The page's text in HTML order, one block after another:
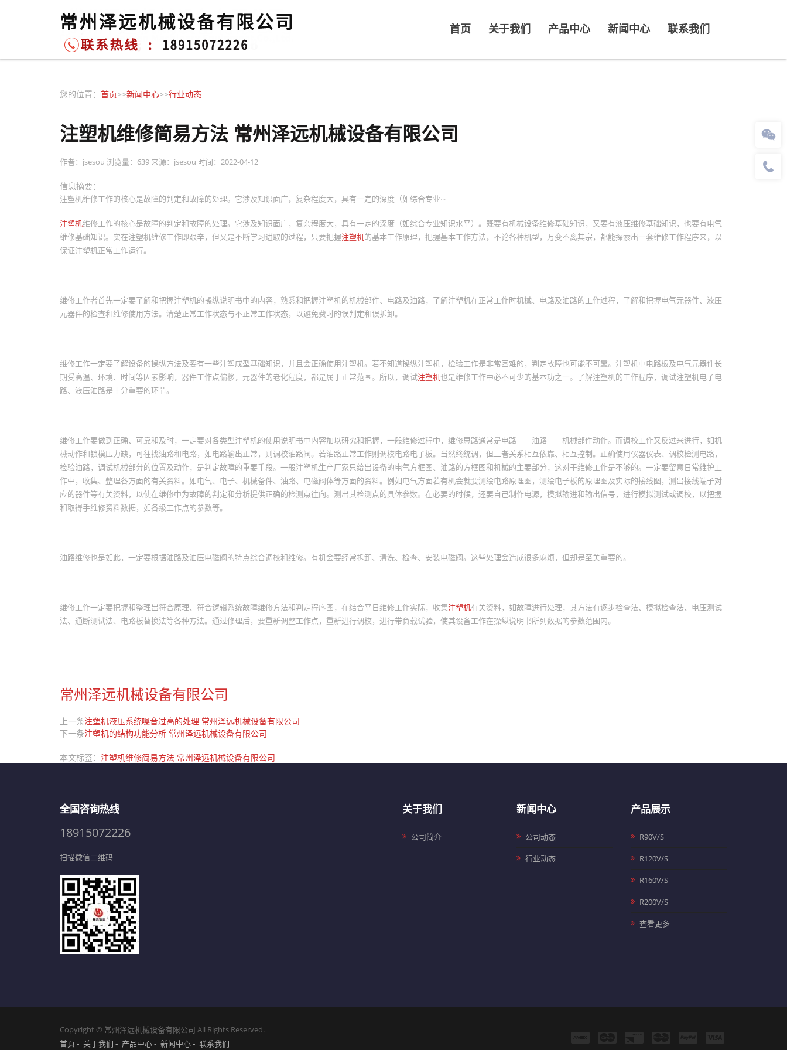
首页 关于我们 产品中心 新闻中心 联系我们
您的位置： 首页>>新闻中心>>行业动态
注塑机维修简易方法 常州泽远机械设备有限公司
作者：jsesou 浏览量：639 来源：jsesou 时间：2022-04-12
信息摘要：
注塑机维修工作的核心是故障的判定和故障的处理。它涉及知识面广，复杂程度大，具有一定的深度（如综合专业···
注塑机维修工作的核心是故障的判定和故障的处理。它涉及知识面广，复杂程度大，具有一定的深度（如综合专业知识水平）。既要有机械设备维修基础知识，又要有液压维修基础知识，也要有电气
维修基础知识。实在注塑机维修工作即艰辛，但又是不断学习进取的过程，只要把握注塑机的基本工作原理，把握基本工作方法，不论各种机型，万变不离其宗，都能探索出一套维修工作程序来，以
保证注塑机正常工作运行。
维修工作者首先一定要了解和把握注塑机的操纵说明书中的内容，熟悉和把握注塑机的机械部件、电路及油路，了解注塑机在正常工作时机械、电路及油路的工作过程，了解和把握电气元器件、液压
元器件的检查和维修使用方法。清楚正常工作状态与不正常工作状态，以避免费时的误判定和误拆卸。
维修工作一定要了解设备的操纵方法及要有一些注塑成型基础知识，并且会正确使用注塑机。若不知道操纵注塑机，检验工作是非常困难的，判定故障也可能不可靠。注塑机中电路板及电气元器件长
期受高温、环境、时间等因素影响，器件工作点偏移，元器件的老化程度，都是属于正常范围。所以，调试注塑机也是维修工作中必不可少的基本功之一。了解注塑机的工作程序，调试注塑机电子电
路、液压油路是十分重要的环节。
维修工作要做到正确、可靠和及时，一定要对各类型注塑机的使用说明书中内容加以研究和把握，一般维修过程中，维修思路通常是电路——油路——机械部件动作。而调校工作又反过来进行，如机
械动作和锁模压力缺，可往找油路和电路，如电路输出正常，则调校油路阀。若油路正常工作则调校电路电子板。当然终统调，但三者关系相互依靠、相互控制。正确使用仪器仪表、调校检测电路，
检验油路，调试机械部分的位置及动作，是判定故障的重要手段。一般注塑机生产厂家只给出设备的电气方框图、油路的方框图和机械的主要部分，这对于维修工作是不够的。一定要留意日常维护工
作中，收集、整理各方面的有关资料。如电气、电子、机械备件、油路、电磁阀体等方面的资料。例如电气方面若有机会就要测绘电路原理图，测绘电子板的原理图及实际的接线图，测出接线端子对
应的器件等有关资料，以使在维修中为故障的判定和分析提供正确的检测点往向。测出其检测点的具体参数。在必要的时候，还要自己制作电源，模拟输进和输出信号，进行模拟测试或调校，以把握
和取得手维修资料数据，如各级工作点的参数等。
油路维修也是如此，一定要根据油路及油压电磁阀的特点综合调校和维修。有机会要经常拆卸、清洗、检查、安装电磁阀。这些处理会造成很多麻烦，但却是至关重要的。
维修工作一定要把握和整理出符合原理、符合逻辑系统故障维修方法和判定程序图，在结合平日维修工作实际，收集注塑机有关资料，如故障进行处理，其方法有逐步检查法、模拟检查法、电压测试
法、通断测试法、电路板替换法等各种方法。通过修理后，要重新调整工作点，重新进行调校，进行带负载试验，使其设备工作在操纵说明书所列数据的参数范围内。
常州泽远机械设备有限公司
上一条注塑机液压系统噪音过高的处理 常州泽远机械设备有限公司
下一条注塑机的结构功能分析 常州泽远机械设备有限公司
本文标签： 注塑机维修简易方法 常州泽远机械设备有限公司
全国咨询热线
18915072226
扫描微信二维码
关于我们
公司简介
新闻中心
公司动态
行业动态
产品展示
R90V/S
R120V/S
R160V/S
R200V/S
查看更多
Copyright © 常州泽远机械设备有限公司 All Rights Reserved.
首页
关于我们 产品中心 新闻中心 联系我们